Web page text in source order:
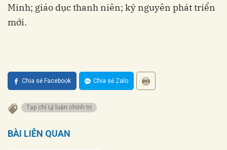
Minh; giáo dục thanh niên; kỷ nguyên phát triển
mới.
Chia sẻ Facebook Chia sẻ Zalo
Tạp chí Lý luận chính trị
BÀI LIÊN QUAN